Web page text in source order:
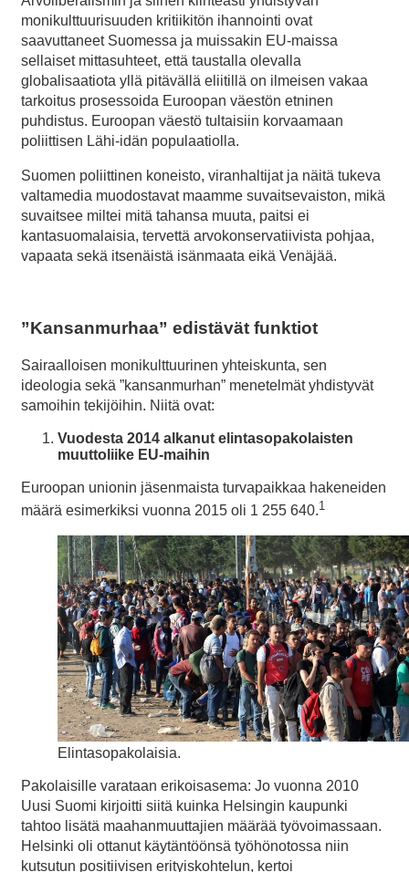
monikulttuurisuuden kritiikitön ihannointi ovat
saavuttaneet Suomessa ja muissakin EU-maissa
sellaiset mittasuhteet, että taustalla olevalla
globalisaatiota yllä pitävällä eliitillä on ilmeisen vakaa
tarkoitus prosessoida Euroopan väestön etninen
puhdistus. Euroopan väestö tultaisiin korvaamaan
poliittisen Lähi-idän populaatiolla.
Suomen poliittinen koneisto, viranhaltijat ja näitä tukeva
valtamedia muodostavat maamme suvaitsevaiston, mikä
suvaitsee miltei mitä tahansa muuta, paitsi ei
kantasuomalaisia, tervettä arvokonservatiivista pohjaa,
vapaata sekä itsenäistä isänmaata eikä Venäjää.
”Kansanmurhaa” edistävät funktiot
Sairaalloisen monikulttuurinen yhteiskunta, sen
ideologia sekä ”kansanmurhan” menetelmät yhdistyvät
samoihin tekijöihin. Niitä ovat:
Vuodesta 2014 alkanut elintasopakolaisten
muuttoliike EU-maihin
Euroopan unionin jäsenmaista turvapaikkaa hakeneiden
määrä esimerkiksi vuonna 2015 oli 1 255 640.1
Elintasopakolaisia.
Pakolaisille varataan erikoisasema: Jo vuonna 2010
Uusi Suomi kirjoitti siitä kuinka Helsingin kaupunki
tahtoo lisätä maahanmuuttajien määrää työvoimassaan.
Helsinki oli ottanut käytäntöönsä työhönotossa niin
kutsutun positiivisen erityiskohtelun, kertoi